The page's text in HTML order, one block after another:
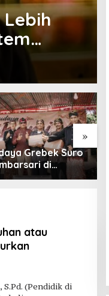
»
Grebek Suro
di
Banjir
atau
(Pendidik di